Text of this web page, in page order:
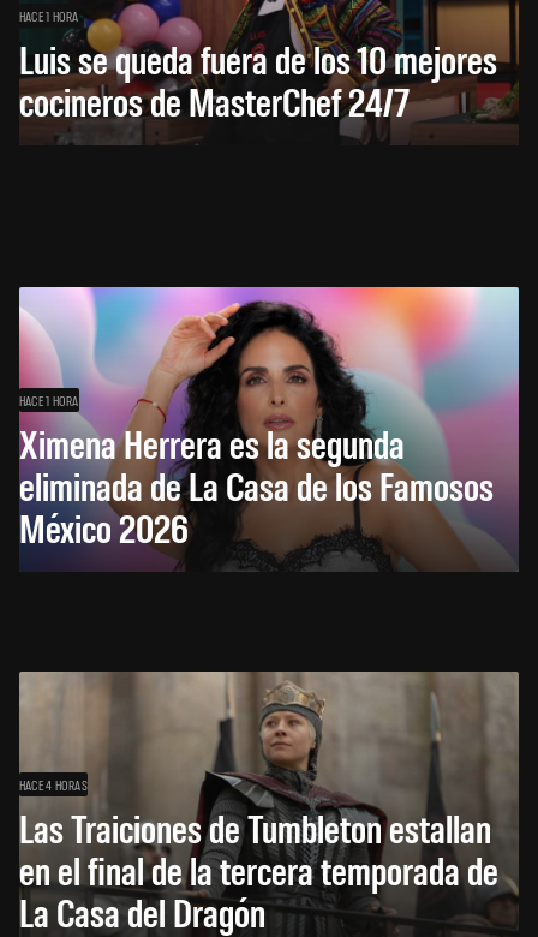
HACE 1 HORA
Luis se queda fuera de los 10 mejores
cocineros de MasterChef 24/7
HACE 1 HORA
Ximena Herrera es la segunda
eliminada de La Casa de los Famosos
México 2026
HACE 4 HORAS
Las Traiciones de Tumbleton estallan
en el final de la tercera temporada de
La Casa del Dragón